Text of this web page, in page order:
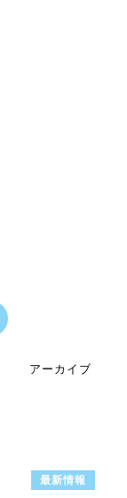
映in大阪 開催決
アーカイブ
最新情報